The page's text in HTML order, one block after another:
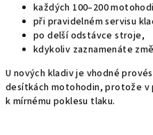
každých 100–200
při pravidelném servisu
po delší odstávce stroje,
kdykoliv zaznamenáte
U nových kladiv je vhodné
desítkách motohodin, protože
k mírnému poklesu tlaku.